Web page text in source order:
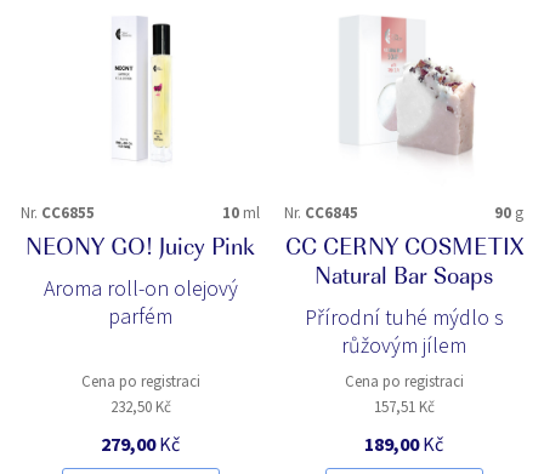
Nr. CC6855 10 ml
NEONY GO! Juicy Pink
Aroma roll-on olejový
parfém
Cena po registraci
232,50 Kč
279,00Kč
Nr. CC6845 90 g
CC CERNY COSMETIX
Natural Bar Soaps
Přírodní tuhé mýdlo s
růžovým jílem
Cena po registraci
157,51 Kč
189,00Kč